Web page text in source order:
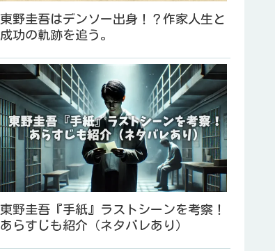
東野圭吾はデンソー出身！？作家人生と
成功の軌跡を追う。
東野圭吾『手紙』ラストシーンを考察！
あらすじも紹介（ネタバレあり）